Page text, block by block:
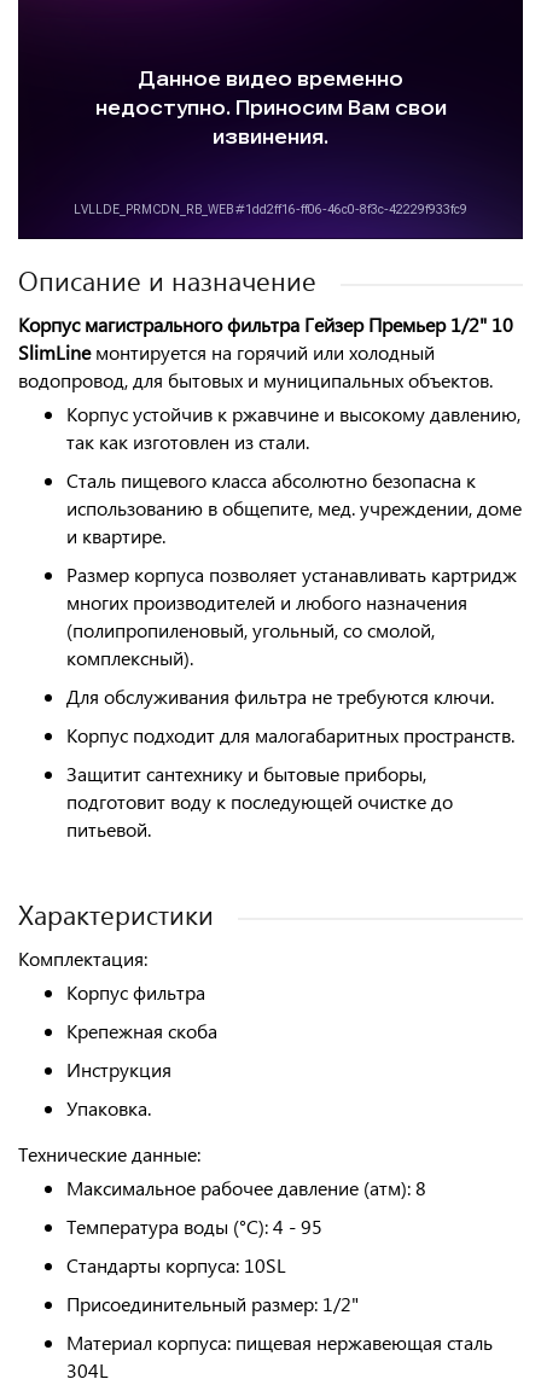
Описание и назначение
Корпус магистрального фильтра Гейзер Премьер 1/2" 10
SlimLineмонтируется на горячий или холодный
водопровод, для бытовых и муниципальных объектов.
Корпус устойчив к ржавчине и высокому давлению,
так как изготовлен из стали.
Сталь пищевого класса абсолютно безопасна к
использованию в общепите, мед. учреждении, доме
и квартире.
Размер корпуса позволяет устанавливать картридж
многих производителей и любого назначения
(полипропиленовый, угольный, со смолой,
комплексный).
Для обслуживания фильтра не требуются ключи.
Корпус подходит для малогабаритных пространств.
Защитит сантехнику и бытовые приборы,
подготовит воду к последующей очистке до
питьевой.
Характеристики
Комплектация:
Корпус фильтра
Крепежная скоба
Инструкция
Упаковка.
Технические данные:
Максимальное рабочее давление (атм): 8
Температура воды (°С): 4 - 95
Стандарты корпуса: 10SL
Присоединительный размер: 1/2"
Материал корпуса: пищевая нержавеющая сталь
304L